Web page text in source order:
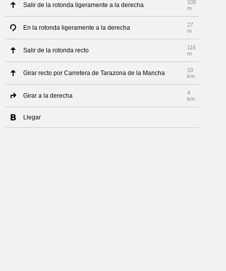
Salir de la rotonda ligeramente a la derecha
105
m
En la rotonda ligeramente a la derecha
27
m
Salir de la rotonda recto
116
m
Girar recto por Carretera de Tarazona de la Mancha
10
km
Girar a la derecha
4
km
Llegar